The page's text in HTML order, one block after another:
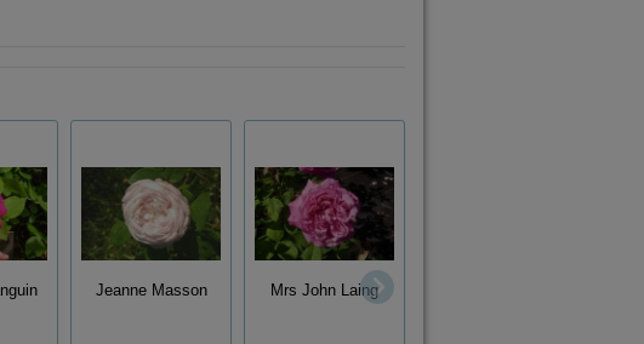
Jeanne Masson Mrs John Laing